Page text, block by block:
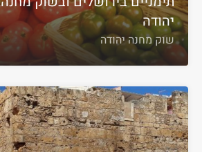
יהודה
שוק מחנה יהודה